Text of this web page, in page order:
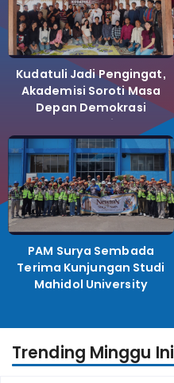
Kudatuli Jadi Pengingat,
Akademisi Soroti Masa
Depan Demokrasi
Indonesia
PAM Surya Sembada
Terima Kunjungan Studi
Mahidol University
Trending Minggu Ini